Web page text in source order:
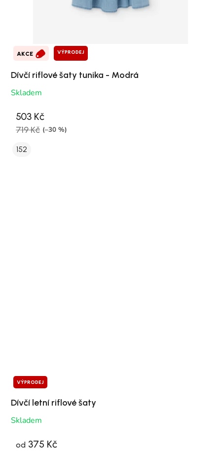
AKCE VÝPRODEJ
Dívčí riflové šaty tunika - Modrá
Skladem
503 Kč
719 Kč (–30 %)
152
VÝPRODEJ
Dívčí letní riflové šaty
Skladem
od 375 Kč